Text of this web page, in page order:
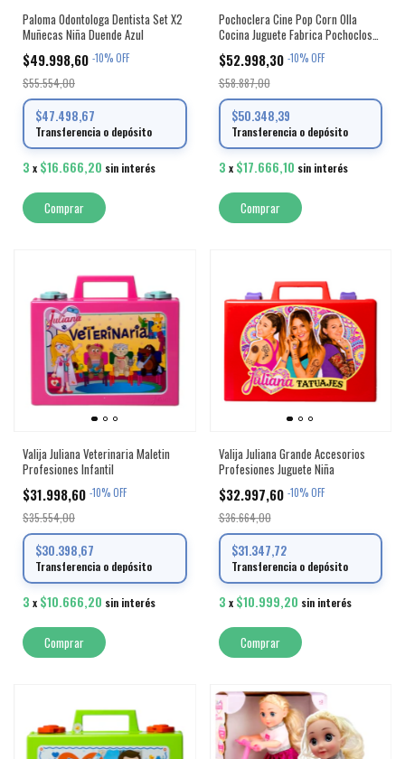
Paloma Odontologa Dentista Set X2
Muñecas Niña Duende Azul
$49.998,60 -10%OFF
$55.554,00
$47.498,67
Transferencia o depósito
3 x $16.666,20 sin interés
Pochoclera Cine Pop Corn Olla
Cocina Juguete Fabrica Pochoclos
Original
$52.998,30 -10%OFF
$58.887,00
$50.348,39
Transferencia o depósito
3 x $17.666,10 sin interés
Valija Juliana Veterinaria Maletin
Profesiones Infantil
$31.998,60 -10%OFF
$35.554,00
$30.398,67
Transferencia o depósito
3 x $10.666,20 sin interés
Valija Juliana Grande Accesorios
Profesiones Juguete Niña
$32.997,60 -10%OFF
$36.664,00
$31.347,72
Transferencia o depósito
3 x $10.999,20 sin interés
Comprar